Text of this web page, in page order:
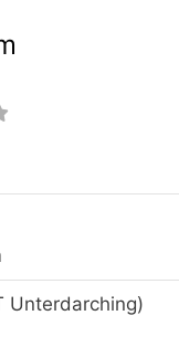
Unterdarching)